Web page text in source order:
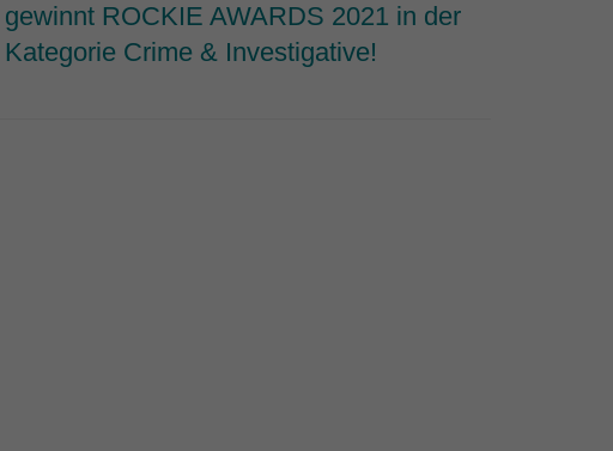
gewinnt ROCKIE AWARDS 2021 in der
Kategorie Crime & Investigative!